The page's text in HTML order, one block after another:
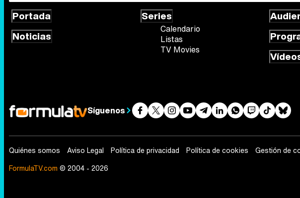
Portada
Noticias
Series
Calendario
Listas
TV Movies
Síguenos
Quiénes somos Aviso Legal Política de privacidad Política de cookies Gestión de
FormulaTV.com © 2004 - 2026